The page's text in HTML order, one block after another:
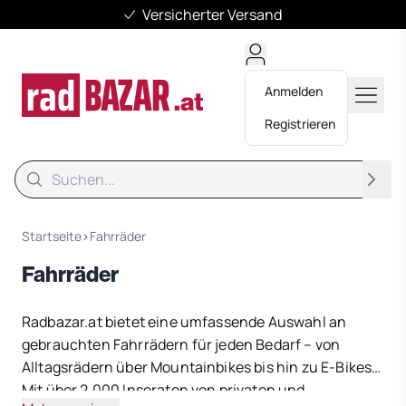
Mehr als 11.500 Fahrräder
Anmelden
Registrieren
Suche
Startseite›Fahrräder
Fahrräder
Radbazar.at bietet eine umfassende Auswahl an
gebrauchten Fahrrädern für jeden Bedarf – von
Alltagsrädern über Mountainbikes bis hin zu E-Bikes.
Mit über 2.000 Inseraten von privaten und